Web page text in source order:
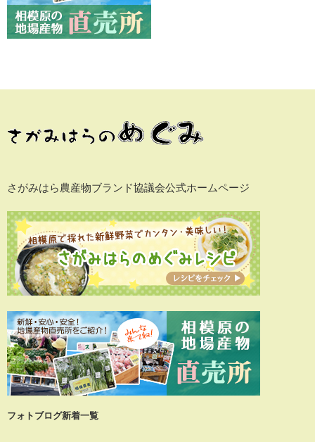
さがみはら農産物ブランド協議会公式ホームページ
フォトブログ新着一覧